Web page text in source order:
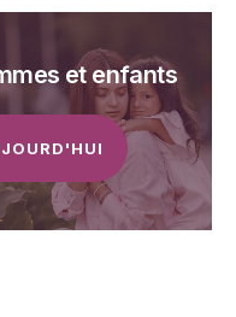
et enfants